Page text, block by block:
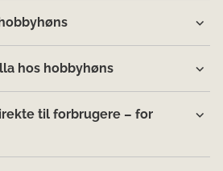
hos hobbyhøns
til forbrugere – for